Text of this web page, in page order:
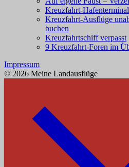
Kreuzfahrt-
Kreuzfahrt-Ausflüge
buchen
Kreuzfahrtschiff verpasst
9 Kreuzfahrt-Foren im
Impressum
© 2026 Meine Landausflüge